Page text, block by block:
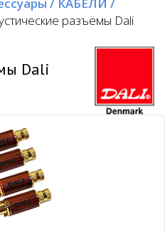
/ КАБЕЛИ /
разъёмы Dali
Dali